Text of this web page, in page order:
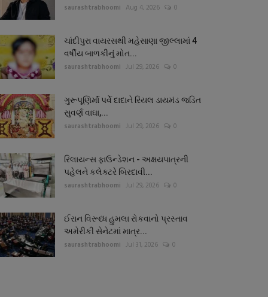
saurashtrabhoomi Aug 4, 2026 0
ચાંદીપુરા વાયરસથી મહેસાણા જીલ્લામાં 4
વર્ષીય બાળકીનું મોત...
saurashtrabhoomi Jul 29, 2026 0
ગુરૂપૂણિર્માં પર્વે દાદાને રિયલ ડાયમંડ જડિત
સુવર્ણ વાઘા,...
saurashtrabhoomi Jul 29, 2026 0
રિલાયન્સ ફાઉન્ડેશન - અક્ષયપાત્રની
પહેલને કલેક્ટરે બિરદાવી...
saurashtrabhoomi Jul 29, 2026 0
ઈરાન વિરૂધ્ધ હુમલા રોકવાનો પ્રસ્તાવ
અમેરીકી સેનેટમાં માત્ર...
saurashtrabhoomi Jul 31, 2026 0